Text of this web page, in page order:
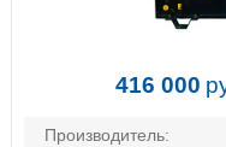
416 000
Производитель: